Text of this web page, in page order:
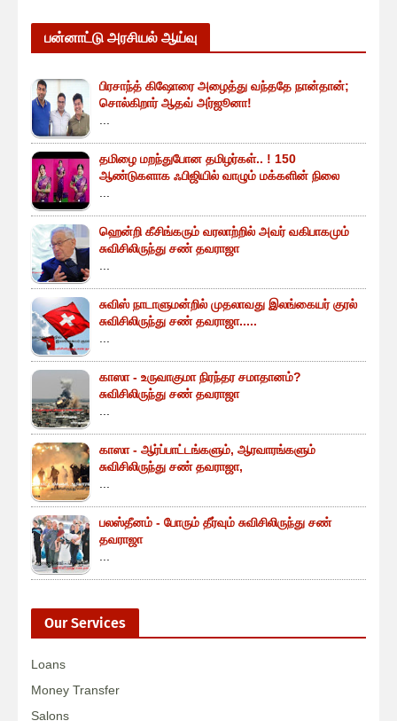
பன்னாட்டு அரசியல் ஆய்வு
பிரசாந்த் கிஷோரை அழைத்து வந்ததே நான்தான்;
சொல்கிறார் ஆதவ் அர்ஜூனா!
தமிழை மறந்துபோன தமிழர்கள்.. ! 150
ஆண்டுகளாக ஃபிஜியில் வாழும் மக்களின் நிலை
ஹென்றி கீசிங்கரும் வரலாற்றில் அவர் வகிபாகமும்
சுவிசிலிருந்து சண் தவராஜா
சுவிஸ் நாடாளுமன்றில் முதலாவது இலங்கையர் குரல்
சுவிசிலிருந்து சண் தவராஜா.....
காஸா - உருவாகுமா நிரந்தர சமாதானம்?
சுவிசிலிருந்து சண் தவராஜா
காஸா - ஆர்ப்பாட்டங்களும், ஆரவாரங்களும்
சுவிசிலிருந்து சண் தவராஜா,
பலஸ்தீனம் - போரும் தீர்வும் சுவிசிலிருந்து சண்
தவராஜா
Our Services
Loans
Money Transfer
Salons